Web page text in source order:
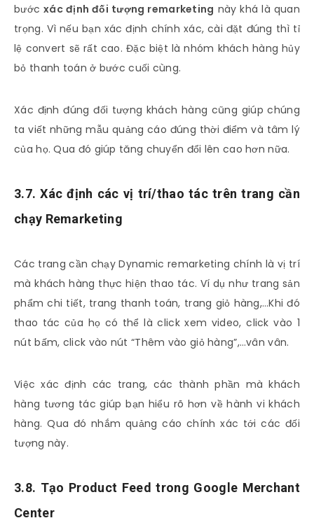
bướcxác định đối tượng remarketing này khá là quan
trọng. Vì nếu bạn xác định chính xác, cài đặt đúng thì tỉ
lệ convert sẽ rất cao. Đặc biệt là nhóm khách hàng hủy
bỏ thanh toán ở bước cuối cùng.
Xác định đúng đối tượng khách hàng cũng giúp chúng
ta viết những mẫu quảng cáo đúng thời điểm và tâm lý
của họ. Qua đó giúp tăng chuyển đổi lên cao hơn nữa.
3.7. Xác định các vị trí/thao tác trên trang cần
chạy Remarketing
Các trang cần chạy Dynamic remarketing chính là vị trí
mà khách hàng thực hiện thao tác. Ví dụ như trang sản
phẩm chi tiết, trang thanh toán, trang giỏ hàng,…Khi đó
thao tác của họ có thể là click xem video, click vào 1
nút bấm, click vào nút “Thêm vào giỏ hàng”,…vân vân.
Việc xác định các trang, các thành phần mà khách
hàng tương tác giúp bạn hiểu rõ hơn về hành vi khách
hàng. Qua đó nhắm quảng cáo chính xác tới các đối
tượng này.
3.8. Tạo Product Feed trong Google Merchant
Center